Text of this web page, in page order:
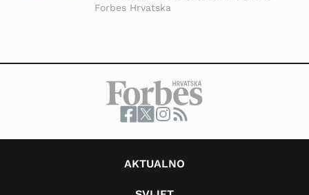
Forbes Hrvatska
AKTUALNO